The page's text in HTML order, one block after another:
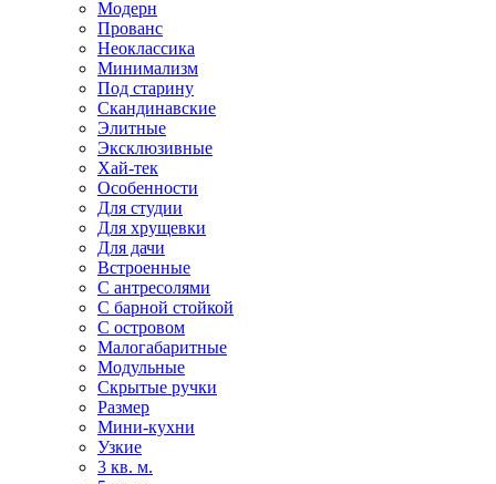
Модерн
Прованс
Неоклассика
Минимализм
Под старину
Скандинавские
Элитные
Эксклюзивные
Хай-тек
Особенности
Для студии
Для хрущевки
Для дачи
Встроенные
С антресолями
С барной стойкой
С островом
Малогабаритные
Модульные
Скрытые ручки
Размер
Мини-кухни
Узкие
3 кв. м.